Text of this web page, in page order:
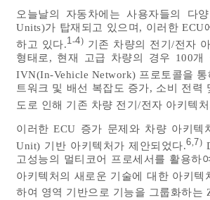
오늘날의 자동차에는 사용자들의 다
Units)가 탑재되고 있으며, 이러한
하고 있다.1-4) 기존 차량의 전기/전자
형태로, 현재 고급 차량의 경우 100개
IVN(In-Vehicle Network) 프로토콜을
트워크 및 배선 복잡도 증가, 소비 전
도로 인해 기존 차량 전기/전자 아키텍
이러한 ECU 증가 문제와 차량 아키
Unit) 기반 아키텍처가 제안되었다.6 ,7)
고성능의 멀티코어 프로세서를 활용하
아키텍처의 새로운 기술에 대한 아키
하여 영역 기반으로 기능을 그룹화하는